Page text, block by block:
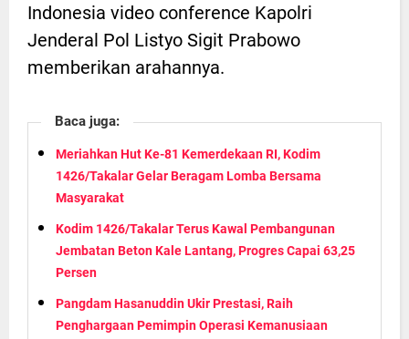
Indonesia video conference Kapolri
Jenderal Pol Listyo Sigit Prabowo
memberikan arahannya.
Baca juga:
Meriahkan Hut Ke-81 Kemerdekaan RI, Kodim
1426/Takalar Gelar Beragam Lomba Bersama
Masyarakat
Kodim 1426/Takalar Terus Kawal Pembangunan
Jembatan Beton Kale Lantang, Progres Capai 63,25
Persen
Pangdam Hasanuddin Ukir Prestasi, Raih
Penghargaan Pemimpin Operasi Kemanusiaan